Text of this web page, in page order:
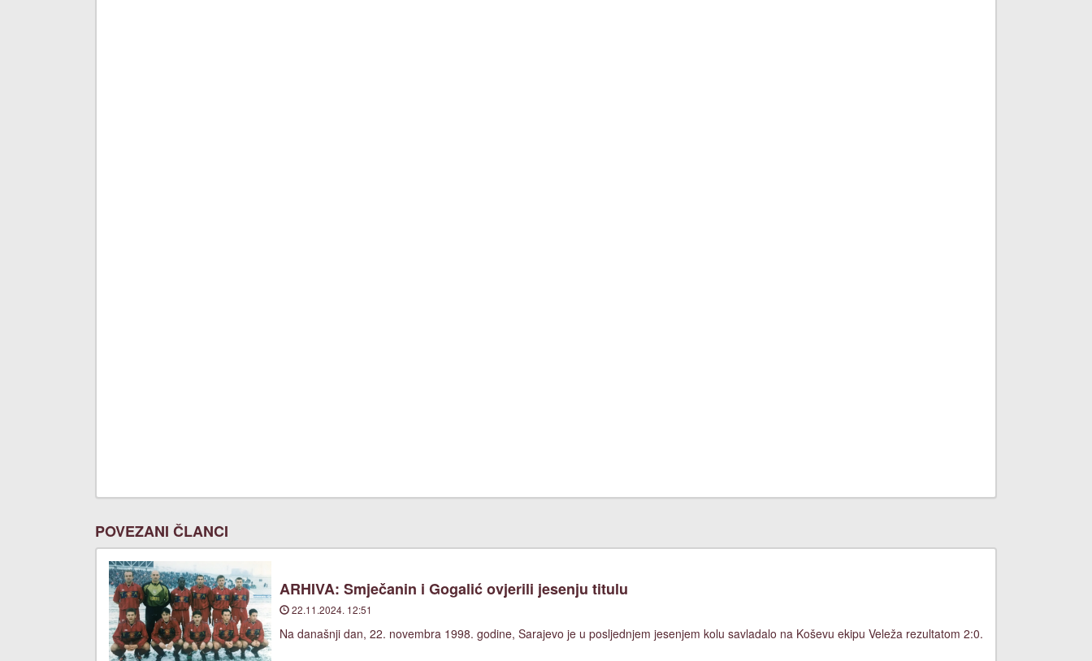
POVEZANI ČLANCI
ARHIVA: Smječanin i Gogalić ovjerili jesenju titulu
22.11.2024. 12:51
Na današnji dan, 22. novembra 1998. godine, Sarajevo je u posljednjem jesenjem kolu savladalo na Koševu ekipu Veleža rezultatom 2:0.